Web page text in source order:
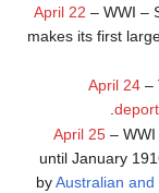
April 22 – WWI –
makes its first
April 24–
April 25– WWI
until January
byAustralian and